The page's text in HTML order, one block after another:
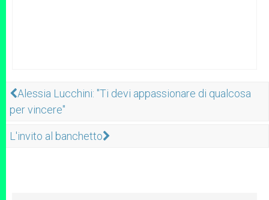
Alessia Lucchini: "Ti devi appassionare di qualcosa
per vincere"
L'invito al banchetto